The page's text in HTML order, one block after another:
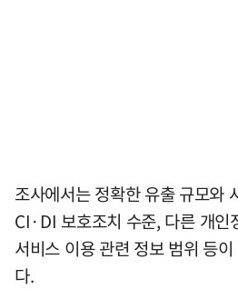
조사에서는 정확한 유출 규모와
CI·DI 보호조치 수준, 다른 개인
서비스 이용 관련 정보 범위 등
다.